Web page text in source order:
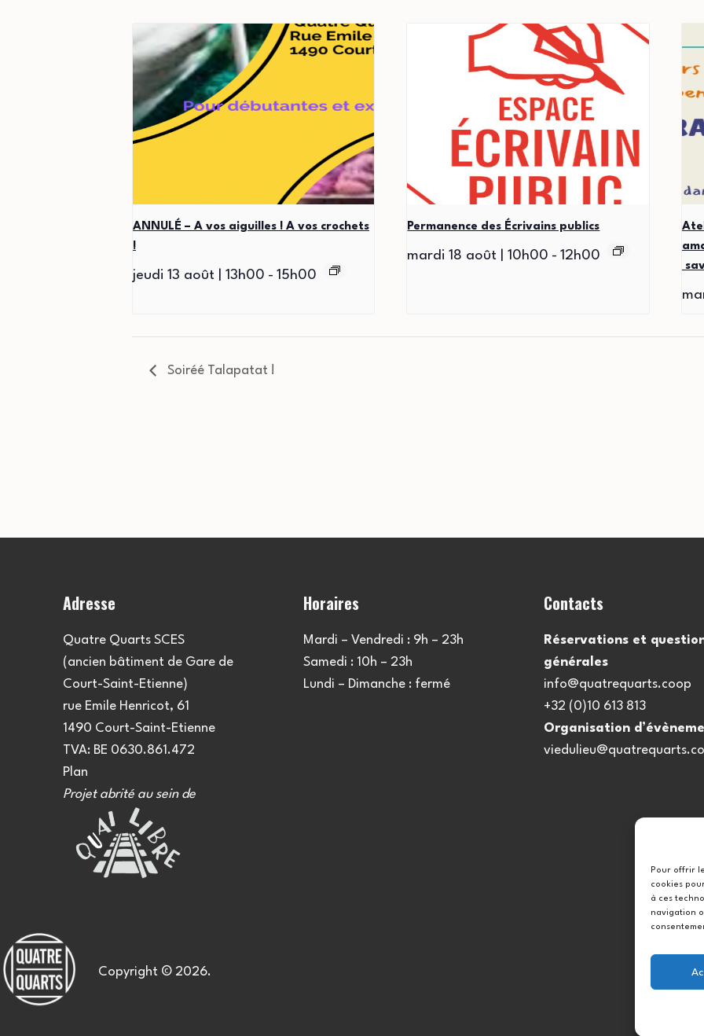
Pour offrir
cookies
à ces
navigation
ANNULÉ – A vos aiguilles ! A vos crochets
!
jeudi 13 août | 13h00 - 15h00
Permanence des Écrivains publics
mardi 18 août | 10h00 - 12h00
Soiréé Talapatat !
Adresse
Quatre Quarts SCES
(ancien bâtiment de Gare de
Court-Saint-Etienne)
rue Emile Henricot, 61
1490 Court-Saint-Etienne
TVA: BE 0630.861.472
Plan
Projet abrité au sein de
Horaires
Mardi – Vendredi : 9h – 23h
Samedi : 10h – 23h
Lundi – Dimanche : fermé
Contacts
Réservations et
générales
info@quatrequarts.coop
+32 (0)10 613 813
Organisation
Copyright © 2026.